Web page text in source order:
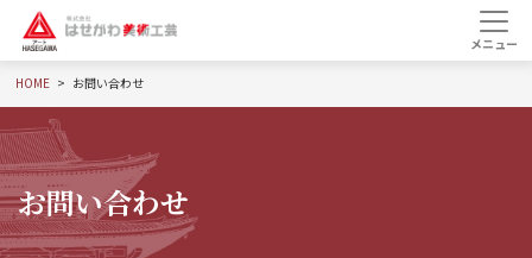
HOME お問い合わせ
お問い合わせ